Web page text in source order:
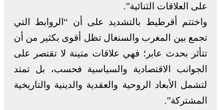
على العلاقات الثنائية”.
واختتم أقرطيط بالتشديد على أن “الروابط التي
تجمع بين المغرب والسنغال تظل أقوى بكثير من أن
تتأثر بحدث عابر؛ فهي علاقات متينة لا تقتصر على
الجوانب الاقتصادية والسياسية فحسب، بل تمتد
لتشمل الأبعاد الروحية والعقدية والدينية والتاريخية
المشتركة”.